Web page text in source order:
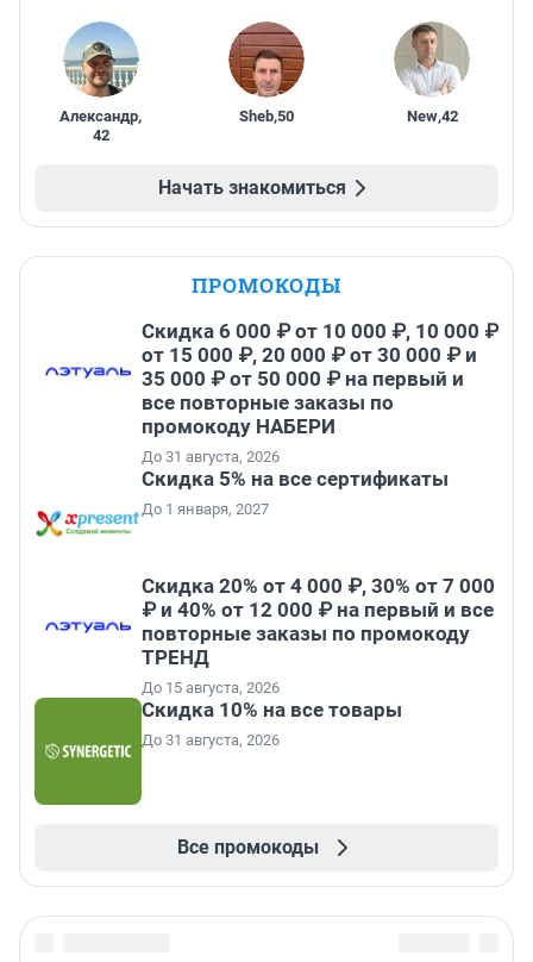
Александр,
42
Sheb,50 New,42
Начать знакомиться
ПРОМОКОДЫ
Скидка 6 000 ₽ от 10 000 ₽, 10 000 ₽
от 15 000 ₽, 20 000 ₽ от 30 000 ₽ и
35 000 ₽ от 50 000 ₽ на первый и
все повторные заказы по
промокоду НАБЕРИ
До 31 августа, 2026
Скидка 5% на все сертификаты
До 1 января, 2027
Скидка 20% от 4 000 ₽, 30% от 7 000
₽ и 40% от 12 000 ₽ на первый и все
повторные заказы по промокоду
ТРЕНД
До 15 августа, 2026
Скидка 10% на все товары
До 31 августа, 2026
Все промокоды